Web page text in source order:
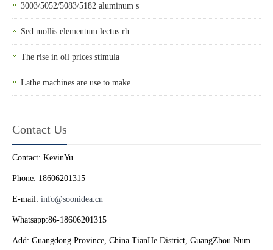
3003/5052/5083/5182 aluminum s
Sed mollis elementum lectus rh
The rise in oil prices stimula
Lathe machines are use to make
Contact Us
Contact: KevinYu
Phone: 18606201315
E-mail: info@soonidea.cn
Whatsapp:86-18606201315
Add: Guangdong Province, China TianHe District, GuangZhou Num